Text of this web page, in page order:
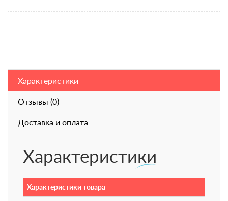
Характеристики
Отзывы (0)
Доставка и оплата
Характеристики
Характеристики товара